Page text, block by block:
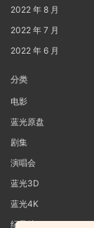
2022 年 8 月
2022 年 7 月
2022 年 6 月
分类
电影
蓝光原盘
剧集
演唱会
蓝光3D
蓝光4K
纪录片